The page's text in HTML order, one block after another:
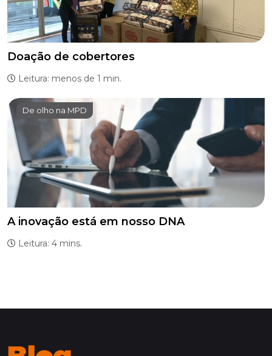
Doação de cobertores
Leitura: menos de 1 min.
De olho na MPD
A inovação está em nosso DNA
Leitura: 4 mins.